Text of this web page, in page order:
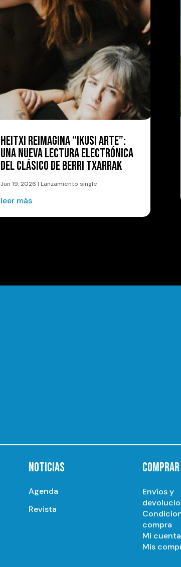
HEITXI REIMAGINA “IKUSI ARTE”:
UNA NUEVA LECTURA ELECTRÓNICA
DEL CLÁSICO DE BERRI TXARRAK
Jun 19, 2026 | Lanzamiento single
leer más
NOTICIAS
Agenda
Revista
COMPRAR
Envíos y
compra
Mi cuenta
Mis